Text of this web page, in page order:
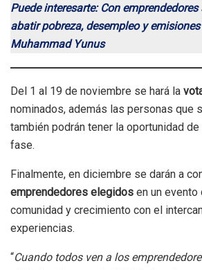
Puede interesarte: Con
abatir pobreza, desempleo y
Muhammad Yunus
Del 1 al 19 de noviembre se hará la
nominados, además las personas que
también podrán tener la oportunidad
fase.
Finalmente, en diciembre se darán a
emprendedores elegidos en un evento
comunidad y crecimiento con el
experiencias.
“Cuando todos ven a los